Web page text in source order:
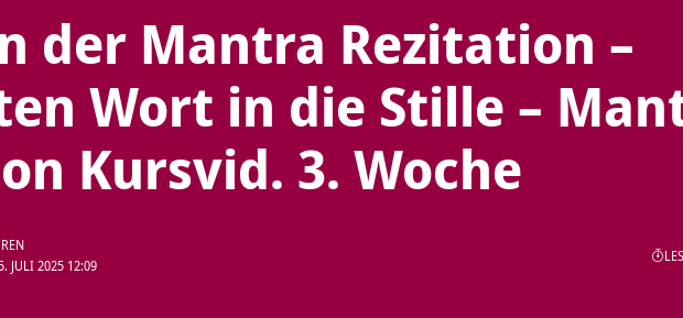
der Mantra Rezitation –
Wort in die Stille –
Kursvid. 3. Woche
JULI 2025 12:09